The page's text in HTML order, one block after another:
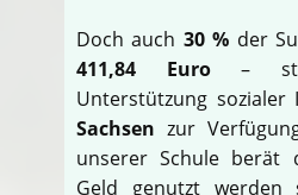
Doch auch 30 % der
411,84 Euro–
Unterstützung sozialer
Sachsen zur
unserer Schule berät
Geld genutzt werden